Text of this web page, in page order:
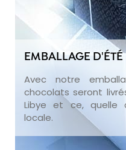
EMBALLAGE D'ÉTÉ
Avec notre
chocolats seront
Libye et ce, quelle
locale.